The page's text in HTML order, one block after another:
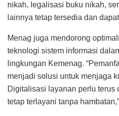
nikah, legalisasi buku nikah,
lainnya tetap tersedia dan
Menag juga mendorong
teknologi sistem informasi
lingkungan Kemenag.
menjadi solusi untuk menjaga
Digitalisasi layanan perlu terus
tetap terlayani tanpa